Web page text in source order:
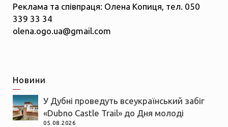
Реклама та співпраця: Олена Копиця, тел. 050
339 33 34
olena.ogo.ua@gmail.com
Новини
У Дубні проведуть всеукраїнський забіг
«Dubno Castle Trail» до Дня молоді
05.08.2026